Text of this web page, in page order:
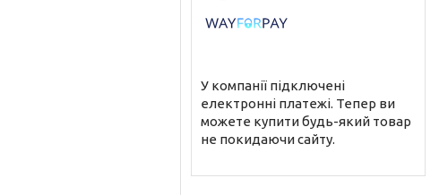
У компанії підключені
електронні платежі. Тепер ви
можете купити будь-який товар
не покидаючи сайту.